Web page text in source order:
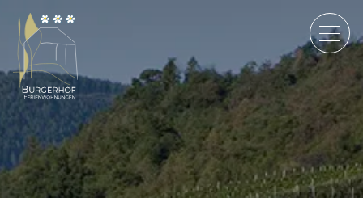
Anfragen
English
Italiano